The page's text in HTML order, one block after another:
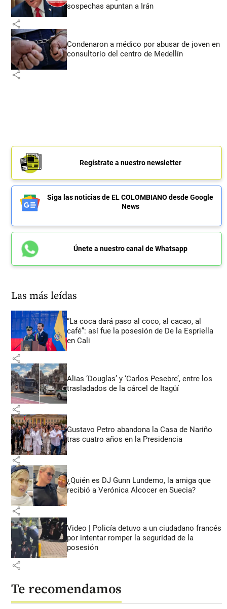
sospechas apuntan a Irán
share
Condenaron a médico por abusar de joven en
consultorio del centro de Medellín
share
Regístrate a nuestro newsletter
Siga las noticias de EL COLOMBIANO desde Google
News
Únete a nuestro canal de Whatsapp
Las más leídas
“La coca dará paso al coco, al cacao, al
café”: así fue la posesión de De la Espriella
en Cali
share
Alias ‘Douglas’ y ‘Carlos Pesebre’, entre los
trasladados de la cárcel de Itagüí
share
Gustavo Petro abandona la Casa de Nariño
tras cuatro años en la Presidencia
share
¿Quién es DJ Gunn Lundemo, la amiga que
recibió a Verónica Alcocer en Suecia?
share
Video | Policía detuvo a un ciudadano francés
por intentar romper la seguridad de la
posesión
share
Te recomendamos